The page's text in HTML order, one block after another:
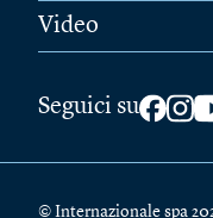
Video
Seguici su
© Internazionale spa